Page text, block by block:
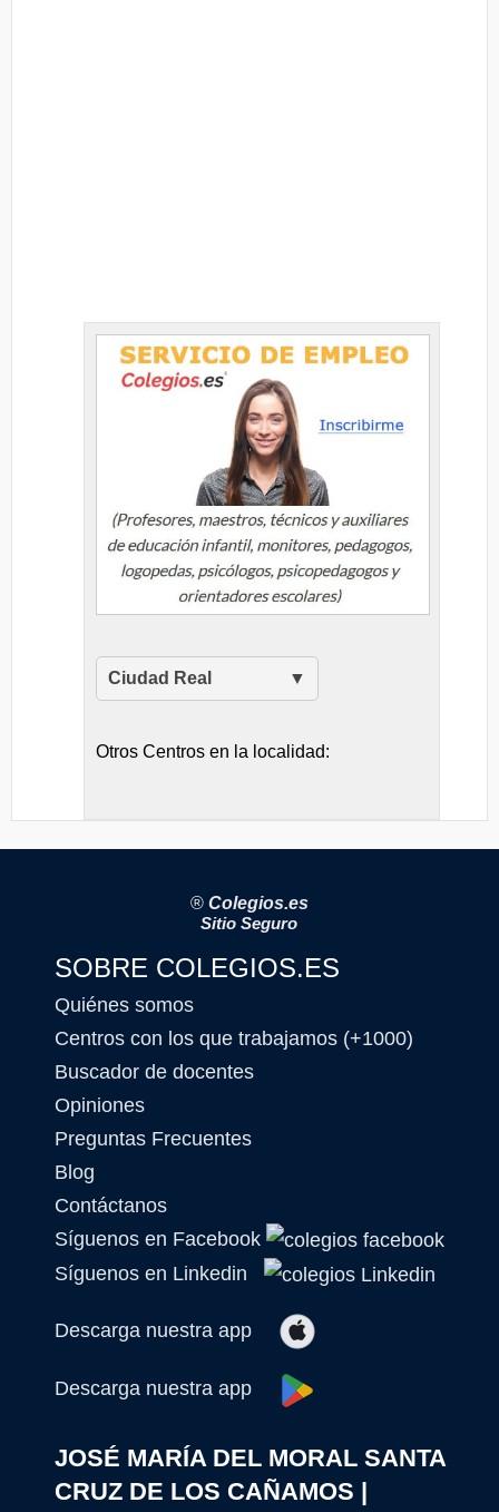
Ciudad Real
Otros Centros en la localidad:
® Colegios.es
Sitio Seguro
SOBRE COLEGIOS.ES
Quiénes somos
Centros con los que trabajamos (+1000)
Buscador de docentes
Opiniones
Preguntas Frecuentes
Blog
Contáctanos
Síguenos en Facebook
Síguenos en Linkedin
Descarga nuestra app
Descarga nuestra app
JOSÉ MARÍA DEL MORAL SANTA
CRUZ DE LOS CAÑAMOS |